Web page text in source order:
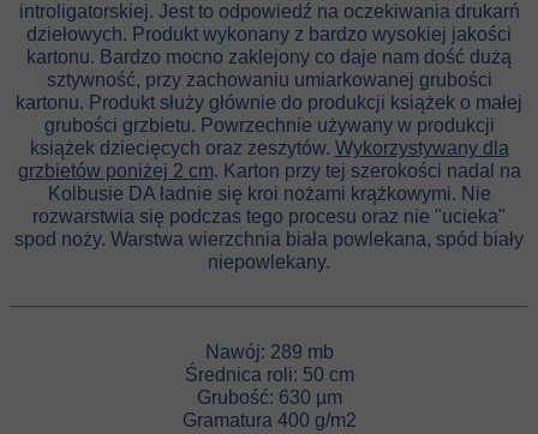
introligatorskiej. Jest to odpowiedź na oczekiwania drukarń
dziełowych. Produkt wykonany z bardzo wysokiej jakości
kartonu. Bardzo mocno zaklejony co daje nam dość dużą
sztywność, przy zachowaniu umiarkowanej grubości
kartonu. Produkt służy głównie do produkcji książek o małej
grubości grzbietu. Powrzechnie używany w produkcji
książek dziecięcych oraz zeszytów. Wykorzystywany dla
grzbietów poniżej 2 cm. Karton przy tej szerokości nadal na
Kolbusie DA ładnie się kroi nożami krążkowymi. Nie
rozwarstwia się podczas tego procesu oraz nie "ucieka"
spod noży. Warstwa wierzchnia biała powlekana, spód biały
niepowlekany.
Nawój: 289 mb
Średnica roli: 50 cm
Grubość: 630 µm
Gramatura 400 g/m2